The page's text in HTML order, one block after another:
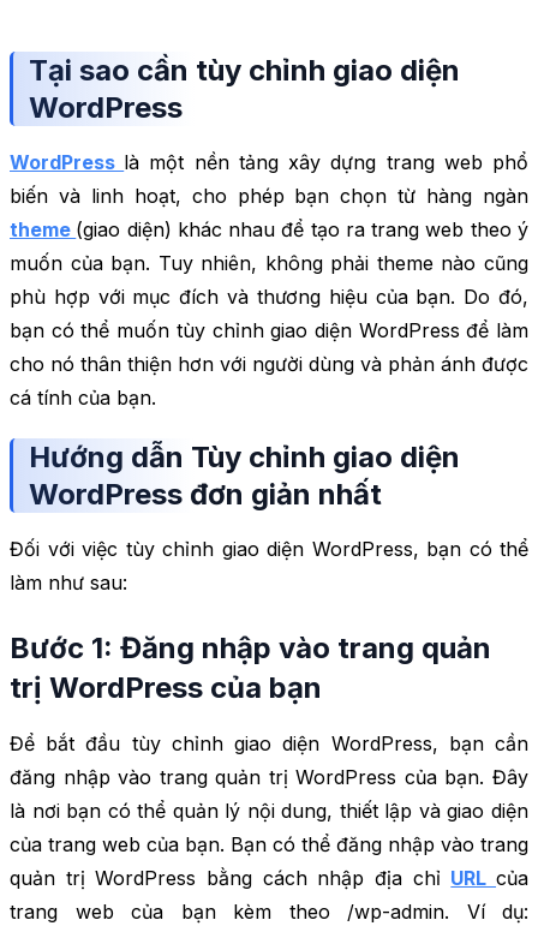
Tại sao cần tùy chỉnh giao diện
WordPress
WordPress là một nền tảng xây dựng trang web phổ
biến và linh hoạt, cho phép bạn chọn từ hàng ngàn
theme (giao diện) khác nhau để tạo ra trang web theo ý
muốn của bạn. Tuy nhiên, không phải theme nào cũng
phù hợp với mục đích và thương hiệu của bạn. Do đó,
bạn có thể muốn tùy chỉnh giao diện WordPress để làm
cho nó thân thiện hơn với người dùng và phản ánh được
cá tính của bạn.
Hướng dẫn Tùy chỉnh giao diện
WordPress đơn giản nhất
Đối với việc tùy chỉnh giao diện WordPress, bạn có thể
làm như sau:
Bước 1: Đăng nhập vào trang quản
trị WordPress của bạn
Để bắt đầu tùy chỉnh giao diện WordPress, bạn cần
đăng nhập vào trang quản trị WordPress của bạn. Đây
là nơi bạn có thể quản lý nội dung, thiết lập và giao diện
của trang web của bạn. Bạn có thể đăng nhập vào trang
quản trị WordPress bằng cách nhập địa chỉ URLcủa
trang web của bạn kèm theo /wp-admin. Ví dụ: